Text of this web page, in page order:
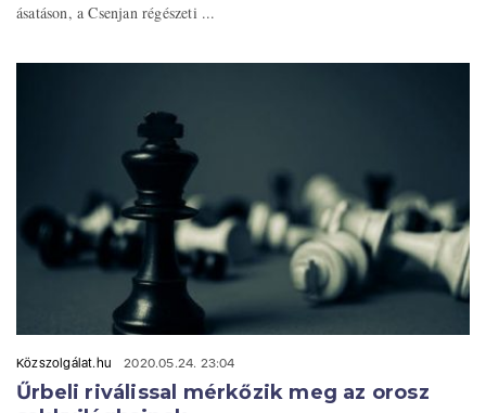
ásatáson, a Csenjan régészeti ...
Közszolgálat.hu 2020.05.24. 23:04
Űrbeli riválissal mérkőzik meg az orosz